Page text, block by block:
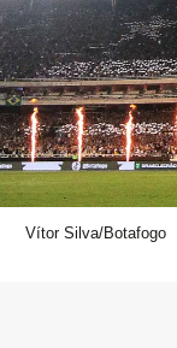
Vítor Silva/Botafogo